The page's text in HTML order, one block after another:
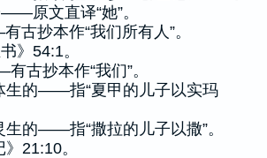
原文直译“她”。
古抄本作“我们所有人”。
》54:1。
古抄本作“我们”。
生的——指“夏甲的儿子以实玛
生的——指“撒拉的儿子以撒”。
21:10。